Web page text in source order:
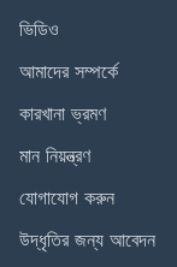
ভিডিও
আমাদের সম্পর্কে
কারখানা ভ্রমণ
মান নিয়ন্ত্রণ
যোগাযোগ করুন
উদ্ধৃতির জন্য আবেদন